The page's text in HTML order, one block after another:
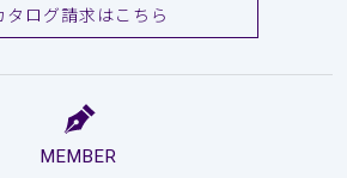
タログ請求はこちら
MEMBER